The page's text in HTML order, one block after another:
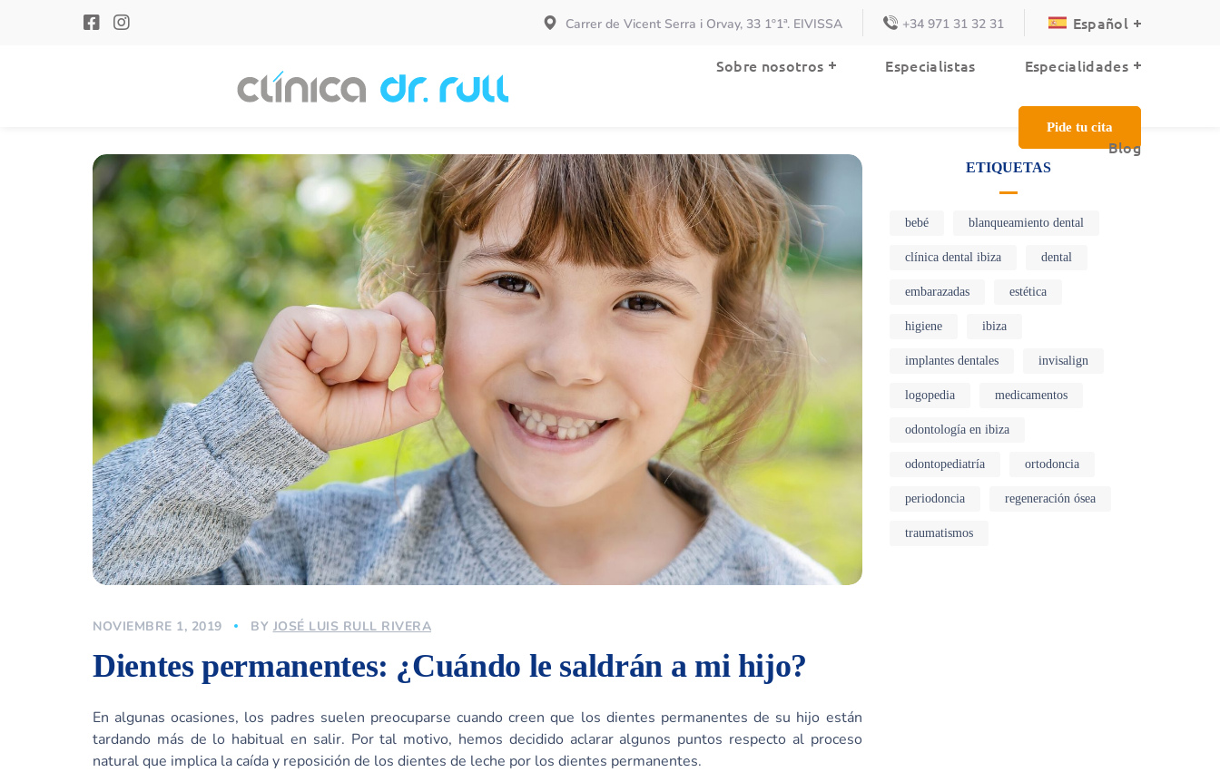
Carrer de Vicent Serra i Orvay, 33 1º1ª. EIVISSA +34 971 31 32 31 Español
Sobre nosotros Especialistas Especialidades
Blog
Pide tu cita
Especialidades Blog
NOVIEMBRE 1, 2019 BY JOSÉ LUIS RULL RIVERA
Dientes permanentes: ¿Cuándo le saldrán a mi hijo?
En algunas ocasiones, los padres suelen preocuparse cuando creen que los dientes permanentes de su hijo están
tardando más de lo habitual en salir. Por tal motivo, hemos decidido aclarar algunos puntos respecto al proceso
natural que implica la caída y reposición de los dientes de leche por los dientes permanentes.
ETIQUETAS
bebé blanqueamiento dental
clínica dental ibiza dental
embarazadas estética
higiene ibiza
implantes dentales invisalign
logopedia medicamentos
odontología en ibiza
odontopediatría ortodoncia
periodoncia regeneración ósea
traumatismos